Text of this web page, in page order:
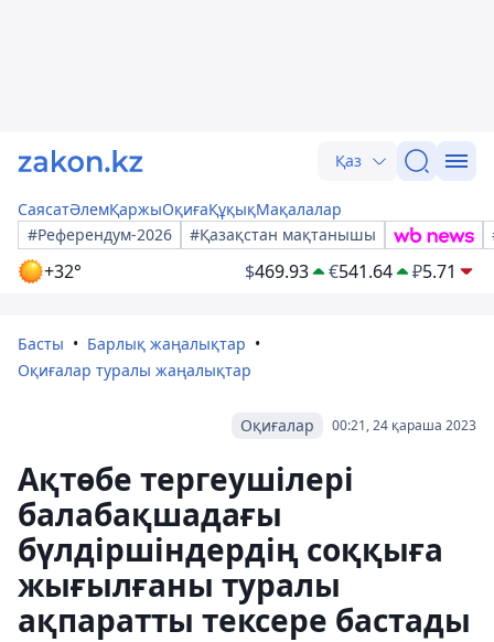
Қаз
СаясатӘлемҚаржыОқиғаҚұқықМақалалар
#Референдум-2026
#Қазақстан мақтанышы
+32° $469.93 €541.64 ₽5.71
Басты
Барлық жаңалықтар
Оқиғалар туралы жаңалықтар
00:21, 24 қараша 2023
Оқиғалар
Ақтөбе тергеушілері
балабақшадағы
бүлдіршіндердің соққыға
жығылғаны туралы
ақпаратты тексере бастады